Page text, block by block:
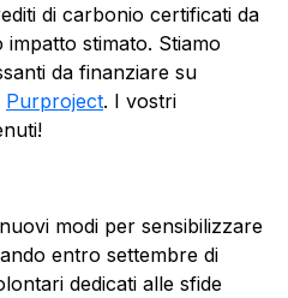
di carbonio certificati da
stimato. Stiamo
da finanziare su
Purproject. I vostri
modi per sensibilizzare
entro settembre di
dedicati alle sfide